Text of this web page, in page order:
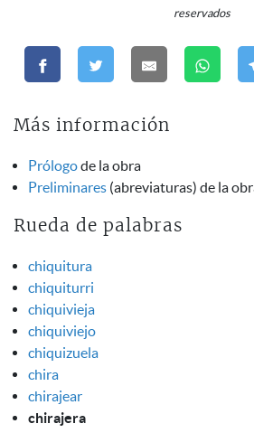
reservados
Más información
Prólogode la obra
Preliminares (abreviaturas) de la
Rueda de palabras
chiquitura
chiquiturri
chiquivieja
chiquiviejo
chiquizuela
chira
chirajear
chirajera